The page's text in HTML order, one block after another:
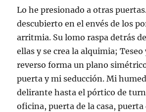
Lo he presionado a otras
descubierto en el envés de los
arritmia. Su lomo raspa detrás
ellas y se crea la alquimia; Teseo
reverso forma un plano
puerta y mi seducción. Mi
delirante hasta el pórtico de
oficina, puerta de la casa, puerta